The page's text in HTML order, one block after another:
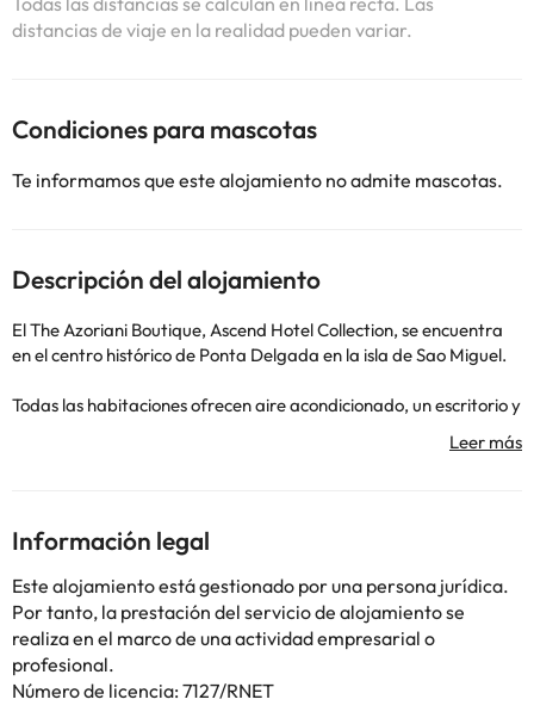
distancias de viaje en la realidad pueden variar.
Condiciones para mascotas
Te informamos que este alojamiento no admite mascotas.
Descripción del alojamiento
El The Azoriani Boutique, Ascend Hotel Collection, se encuentra
en el centro histórico de Ponta Delgada en la isla de Sao Miguel.
Todas las habitaciones ofrecen aire acondicionado, un escritorio y
un baño privado provisto de artículos de tocador y secador. Las
habitaciones cuentan con decoración moderna, mobiliario de
La avenida Infante Dom Henrique se encuentra a unos 400
metros del hotel. Su conocido paseo marítimo ofrece una gran
variedad de restaurantes y locales nocturnos.
Para explorar la isla de São Miguel, los huéspedes pueden
alquilar un coche o una bicicleta en la recepción, abierta las 24
horas.
Información legal
Este alojamiento está gestionado por una persona jurídica.
Por tanto, la prestación del servicio de alojamiento se
realiza en el marco de una actividad empresarial o
profesional.
Número de licencia: 7127/RNET